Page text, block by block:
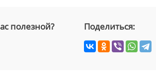
полезной? Поделиться: